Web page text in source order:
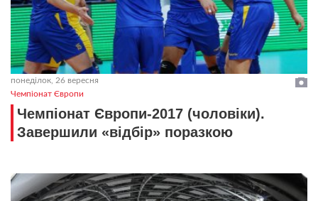
понеділок, 26 вересня
Чемпіонат Європи
Чемпіонат Європи-2017 (чоловіки).
Завершили «відбір» поразкою